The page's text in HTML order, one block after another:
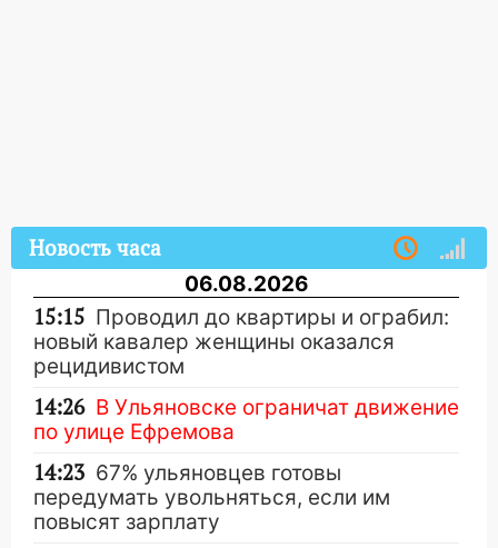
Новость часа
06.08.2026
15:15 Проводил до квартиры и ограбил:
новый кавалер женщины оказался
рецидивистом
14:26 В Ульяновске ограничат движение
по улице Ефремова
14:23 67% ульяновцев готовы
передумать увольняться, если им
повысят зарплату